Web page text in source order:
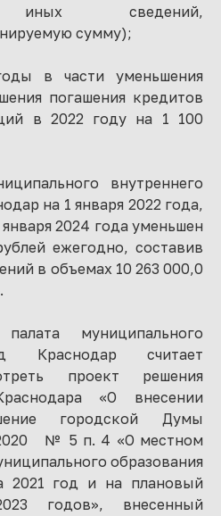
иных сведений,
сумму);
в части уменьшения
погашения кредитов
в 2022 году на 1 100
внутреннего
на 1 января 2022 года,
января 2024 года уменьшен
ежегодно, составив
в объемах 10 263 000,0
палата муниципального
Краснодар считает
проект решения
«О внесении
городской Думы
№ 5 п. 4 «О местном
образования
2021 год и на плановый
годов», внесенный